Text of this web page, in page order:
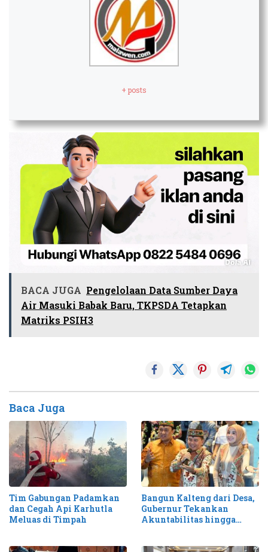
+ posts
BACA JUGA Pengelolaan Data Sumber Daya
Air Masuki Babak Baru, TKPSDA Tetapkan
Matriks PSIH3
Baca Juga
Tim Gabungan Padamkan
dan Cegah Api Karhutla
Meluas di Timpah
Bangun Kalteng dari Desa,
Gubernur Tekankan
Akuntabilitas hingga